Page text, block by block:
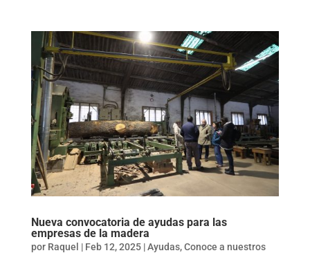
Nueva convocatoria de ayudas para las
empresas de la madera
por Raquel | Feb 12, 2025|Ayudas,Conoce a nuestros